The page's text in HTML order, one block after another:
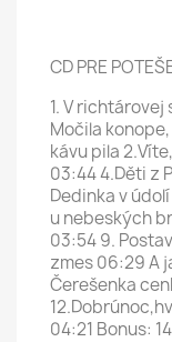
CD PRE
1. V
Močila
kávu pila
03:44 4.Děti z
Dedinka v
u nebeských
03:54 9.
zmes 06:29 A
Čerešenka
04:21 Bonus: